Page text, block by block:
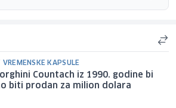
VREMENSKE KAPSULE
Countach iz 1990. godine bi
biti prodan za milion dolara